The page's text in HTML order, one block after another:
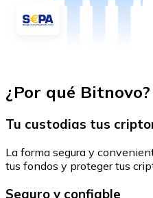
¿Por qué Bitnovo?
Tu custodias tus
La forma segura y
tus fondos y proteger tus
Seguro y confiable